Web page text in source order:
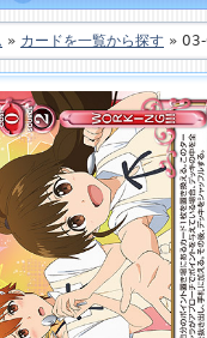
» カードを一覧から探す »